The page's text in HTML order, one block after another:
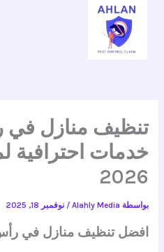
المحتوى
تنظيف منازل في
خدمات احترافية
2026
بواسطة Alahly Media
/نوفمبر 18, 2025
افضل تنظيف منازل في